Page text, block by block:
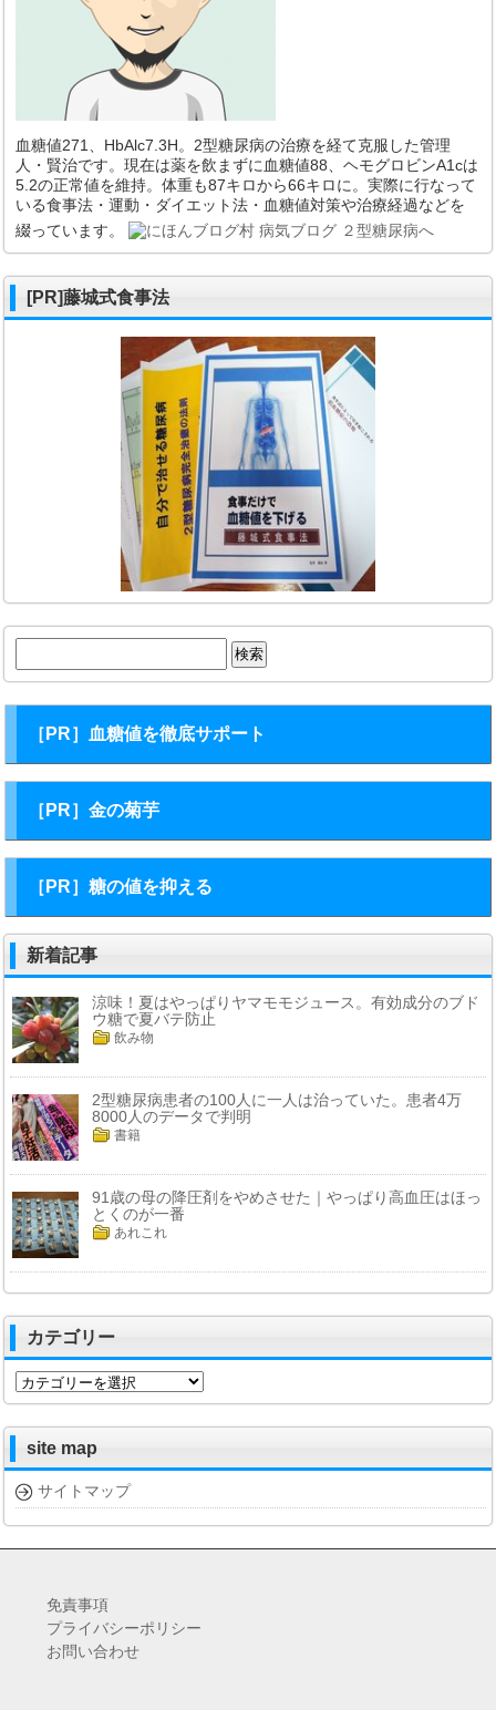
血糖値271、HbAlc7.3H。2型糖尿病の治療を経て克服した管理
人・賢治です。現在は薬を飲まずに血糖値88、ヘモグロビンA1cは
5.2の正常値を維持。体重も87キロから66キロに。実際に行なって
いる食事法・運動・ダイエット法・血糖値対策や治療経過などを
綴っています。
[PR]藤城式食事法
索:
［PR］血糖値を徹底サポート
［PR］金の菊芋
［PR］糖の値を抑える
新着記事
涼味！夏はやっぱりヤマモモジュース。有効成分のブド
ウ糖で夏バテ防止
飲み物
2型糖尿病患者の100人に一人は治っていた。患者4万
8000人のデータで判明
書籍
91歳の母の降圧剤をやめさせた｜やっぱり高血圧はほっ
とくのが一番
あれこれ
カテゴリー
カ
リ
ー
site map
サイトマップ
免責事項
プライバシーポリシー
お問い合わせ